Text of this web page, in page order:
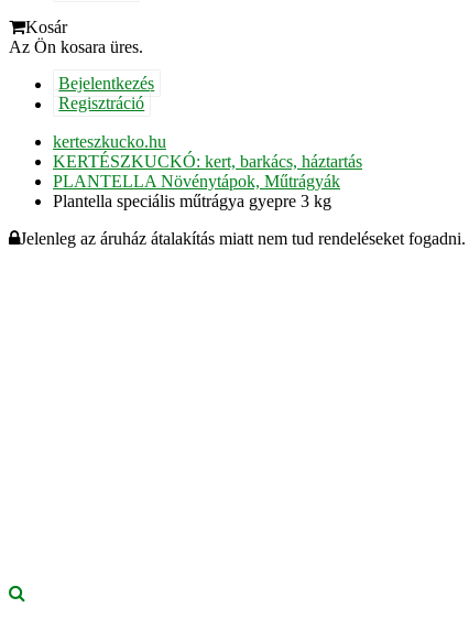
Kosár
Az Ön kosara üres.
Bejelentkezés
Regisztráció
kerteszkucko.hu
KERTÉSZKUCKÓ: kert, barkács, háztartás
PLANTELLA Növénytápok, Műtrágyák
Plantella speciális műtrágya gyepre 3 kg
Jelenleg az áruház átalakítás miatt nem tud rendeléseket